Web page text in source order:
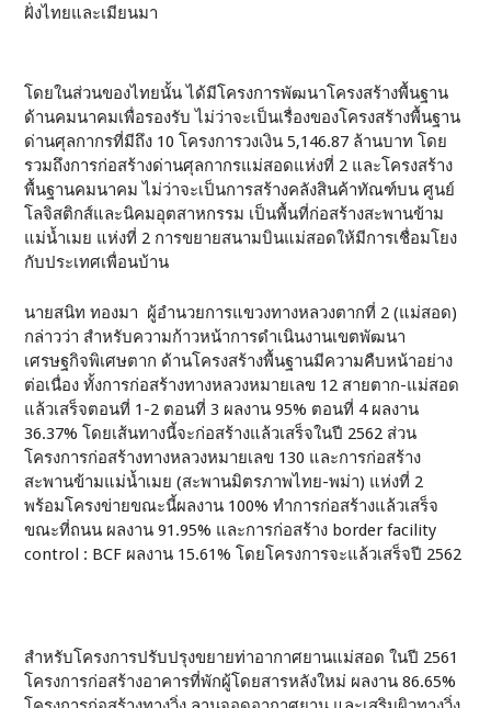
ฝั่งไทยและเมียนมา
โดยในส่วนของไทยนั้น ได้มีโครงการพัฒนาโครงสร้างพื้นฐาน
ด้านคมนาคมเพื่อรองรับ ไม่ว่าจะเป็นเรื่องของโครงสร้างพื้นฐาน
ด่านศุลกากรที่มีถึง 10 โครงการวงเงิน 5,146.87 ล้านบาท โดย
รวมถึงการก่อสร้างด่านศุลกากรแม่สอดแห่งที่ 2 และโครงสร้าง
พื้นฐานคมนาคม ไม่ว่าจะเป็นการสร้างคลังสินค้าทัณฑ์บน ศูนย์
โลจิสติกส์และนิคมอุตสาหกรรม เป็นพื้นที่ก่อสร้างสะพานข้าม
แม่น้ำเมย แห่งที่ 2 การขยายสนามบินแม่สอดให้มีการเชื่อมโยง
กับประเทศเพื่อนบ้าน
นายสนิท ทองมา ผู้อำนวยการแขวงทางหลวงตากที่ 2 (แม่สอด)
กล่าวว่า สำหรับความก้าวหน้าการดำเนินงานเขตพัฒนา
เศรษฐกิจพิเศษตาก ด้านโครงสร้างพื้นฐานมีความคืบหน้าอย่าง
ต่อเนื่อง ทั้งการก่อสร้างทางหลวงหมายเลข 12 สายตาก-แม่สอด
แล้วเสร็จตอนที่ 1-2 ตอนที่ 3 ผลงาน 95% ตอนที่ 4 ผลงาน
36.37% โดยเส้นทางนี้จะก่อสร้างแล้วเสร็จในปี 2562 ส่วน
โครงการก่อสร้างทางหลวงหมายเลข 130 และการก่อสร้าง
สะพานข้ามแม่น้ำเมย (สะพานมิตรภาพไทย-พม่า) แห่งที่ 2
พร้อมโครงข่ายขณะนี้ผลงาน 100% ทำการก่อสร้างแล้วเสร็จ
ขณะที่ถนน ผลงาน 91.95% และการก่อสร้าง border facility
control : BCF ผลงาน 15.61% โดยโครงการจะแล้วเสร็จปี 2562
สำหรับโครงการปรับปรุงขยายท่าอากาศยานแม่สอด ในปี 2561
โครงการก่อสร้างอาคารที่พักผู้โดยสารหลังใหม่ ผลงาน 86.65%